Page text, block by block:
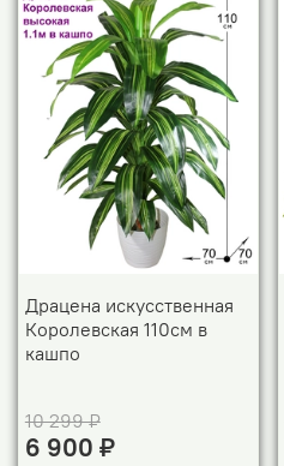
Драцена искусственная
Королевская 110см в
кашпо
10 299 ₽
6 900 ₽